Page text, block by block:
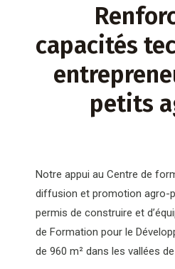
capacités
petits
Notre appui au Centre de
diffusion et promotion agro-
permis de construire et
de Formation pour le
de 960 m² dans les vallées